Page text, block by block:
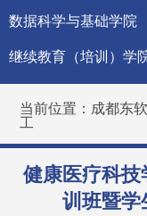
数据科学与基础学院
继续教育（培训）学
当前位置： 成都东
工
健康医疗科
训班暨学